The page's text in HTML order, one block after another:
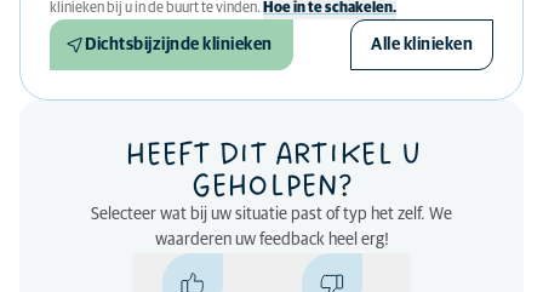
klinieken bij u in de buurt te vinden. Hoe in te schakelen.
Dichtsbijzijnde klinieken Alle klinieken
HEEFT DIT ARTIKEL U
GEHOLPEN?
Selecteer wat bij uw situatie past of typ het zelf. We
waarderen uw feedback heel erg!